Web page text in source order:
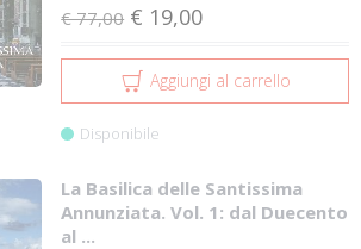
€ 77,00 € 19,00
Aggiungi al carrello
Disponibile
La Basilica delle Santissima
Annunziata. Vol. 1: dal Duecento
al ...